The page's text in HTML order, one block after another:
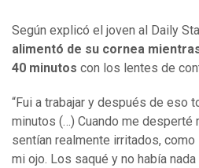
Según explicó el joven al Daily
alimentó de su cornea
40 minutos con los lentes de
“Fui a trabajar y después de eso
minutos (…) Cuando me
sentían realmente irritados,
mi ojo. Los saqué y no había